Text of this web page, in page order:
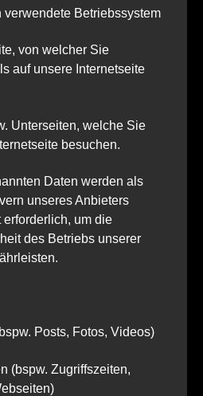
verwendete Betriebssystem
von welcher Sie
auf unsere Internetseite
Unterseiten, welche Sie
besuchen.
Daten werden als
unseres Anbieters
um die
des Betriebs unserer
Posts, Fotos, Videos)
(bspw. Zugriffszeiten,